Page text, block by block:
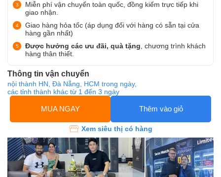
Miễn phí vận chuyển toàn quốc, đồng kiểm trực tiếp khi
giao nhận.
Giao hàng hỏa tốc (áp dụng đối với hàng có sẵn tại cửa
hàng gần nhất)
Được hưởng các ưu đãi, quà tặng , chương trình khách
hàng thân thiết.
Thông tin vận chuyển
nội thành HN, Đà Nẵng, HCM trong ngày,
các tỉnh thành khác từ 1 đến 3 ngày
MUA NGAY Thêm vào giỏ
Xem siêu thị có hàng